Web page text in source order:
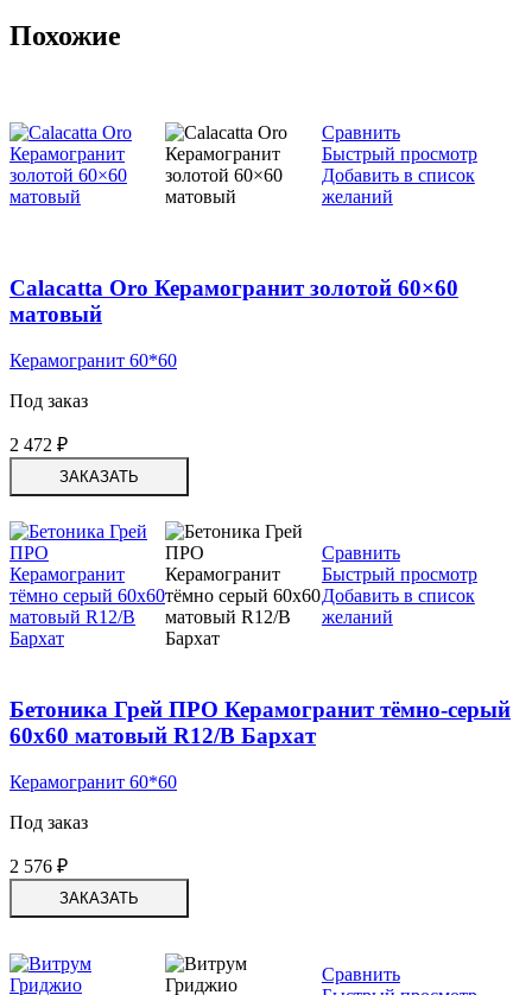
Похожие
Сравнить
Быстрый просмотр
Добавить в список
желаний
Calacatta Oro Керамогранит золотой 60×60
матовый
Керамогранит 60*60
Под заказ
2 472 ₽
ЗАКАЗАТЬ
Сравнить
Быстрый просмотр
Добавить в список
желаний
Бетоника Грей ПРО Керамогранит тёмно-серый
60х60 матовый R12/B Бархат
Керамогранит 60*60
Под заказ
2 576 ₽
ЗАКАЗАТЬ
Сравнить